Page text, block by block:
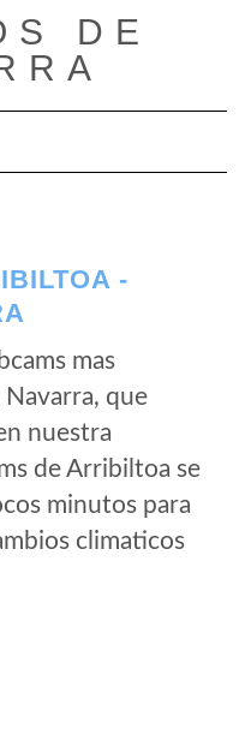
DE
modo de navegación
-
mas
que
nuestra
de Arribiltoa se
minutos para
climaticos